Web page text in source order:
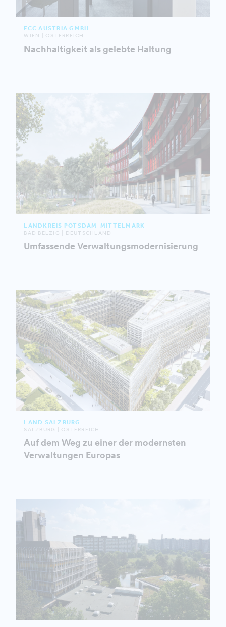
FCC AUSTRIA GMBH
WIEN | ÖSTERREICH
Nachhaltigkeit als gelebte Haltung
LANDKREIS POTSDAM-MITTELMARK
BAD BELZIG | DEUTSCHLAND
Umfassende Verwaltungsmodernisierung
LAND SALZBURG
SALZBURG | ÖSTERREICH
Auf dem Weg zu einer der modernsten
Verwaltungen Europas